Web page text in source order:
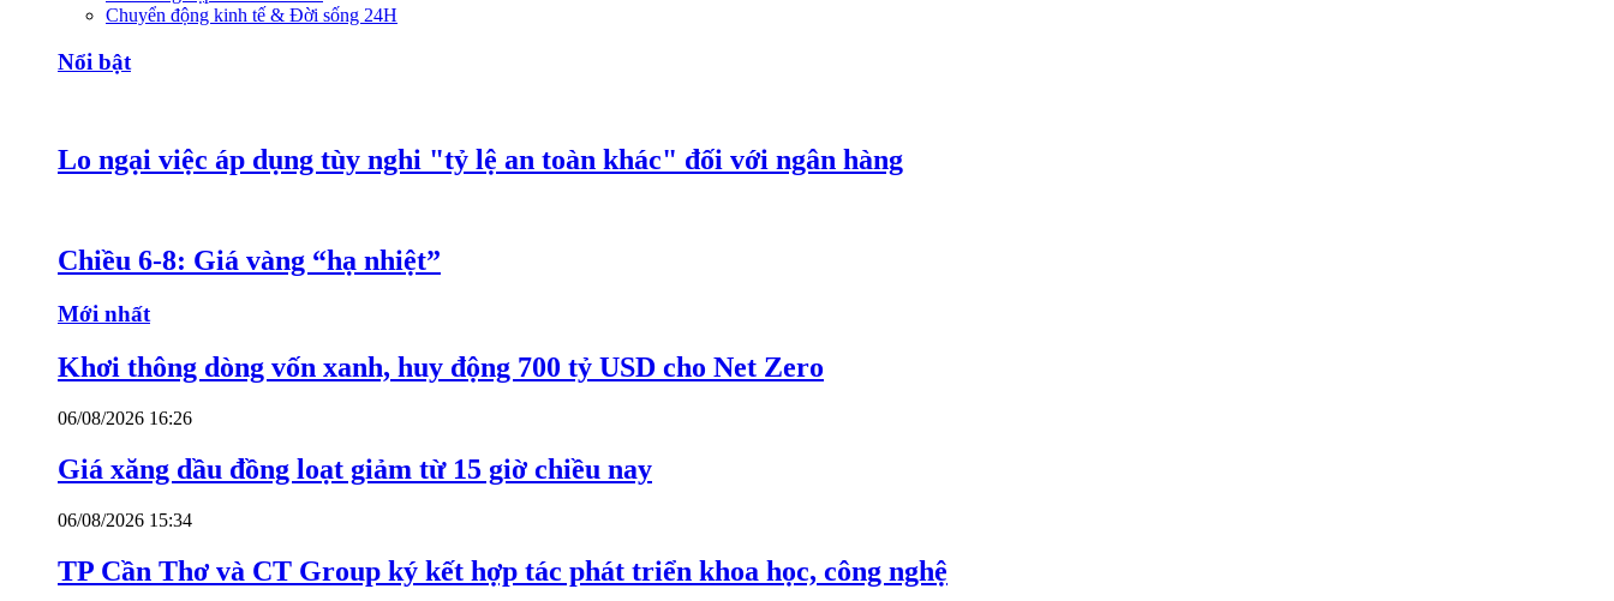
Chuyển động kinh tế & Đời sống 24H
Nổi bật
Lo ngại việc áp dụng tùy nghi "tỷ lệ an toàn khác" đối với ngân hàng
Chiều 6-8: Giá vàng “hạ nhiệt”
Mới nhất
Khơi thông dòng vốn xanh, huy động 700 tỷ USD cho Net Zero
06/08/2026 16:26
Giá xăng dầu đồng loạt giảm từ 15 giờ chiều nay
06/08/2026 15:34
TP Cần Thơ và CT Group ký kết hợp tác phát triển khoa học, công nghệ